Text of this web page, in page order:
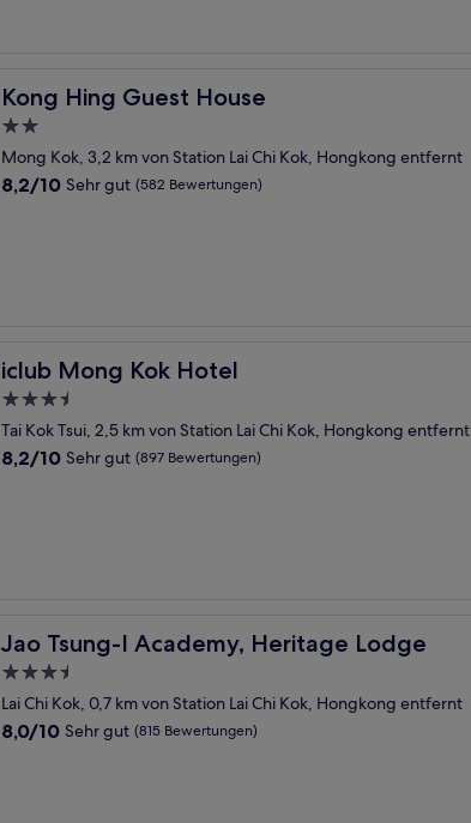
Kong Hing Guest House
Kong Hing Guest House
2.0-
Sterne-
Unterkunft
Mong Kok, 3,2 km von Station Lai Chi Kok, Hongkong entfernt
8.2
8,2/10 Sehr gut (582 Bewertungen)
iclub Mong Kok Hotel
iclub Mong Kok Hotel
3.5-
Sterne-
Unterkunft
Tai Kok Tsui, 2,5 km von Station Lai Chi Kok, Hongkong entfernt
8.2
8,2/10 Sehr gut (897 Bewertungen)
Jao Tsung-I Academy, Heritage Lodge
Jao Tsung-I Academy, Heritage Lodge
3.5-
Sterne-
Unterkunft
Lai Chi Kok, 0,7 km von Station Lai Chi Kok, Hongkong entfernt
8.0
8,0/10 Sehr gut (815 Bewertungen)